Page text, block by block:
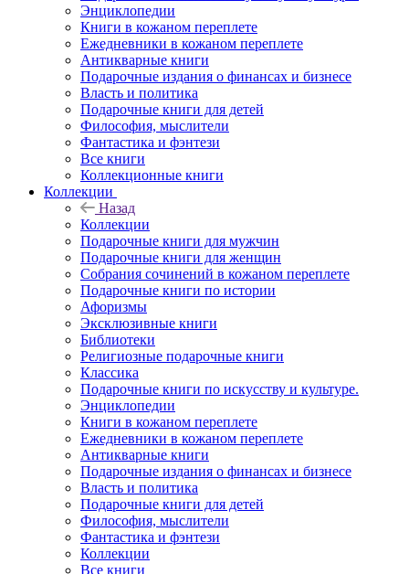
Энциклопедии
Книги в кожаном переплете
Ежедневники в кожаном переплете
Антикварные книги
Подарочные издания о финансах и бизнесе
Власть и политика
Подарочные книги для детей
Философия, мыслители
Фантастика и фэнтези
Все книги
Коллекционные книги
Коллекции
Назад
Коллекции
Подарочные книги для мужчин
Подарочные книги для женщин
Собрания сочинений в кожаном переплете
Подарочные книги по истории
Афоризмы
Эксклюзивные книги
Библиотеки
Религиозные подарочные книги
Классика
Подарочные книги по искусству и культуре.
Энциклопедии
Книги в кожаном переплете
Ежедневники в кожаном переплете
Антикварные книги
Подарочные издания о финансах и бизнесе
Власть и политика
Подарочные книги для детей
Философия, мыслители
Фантастика и фэнтези
Коллекции
Все книги